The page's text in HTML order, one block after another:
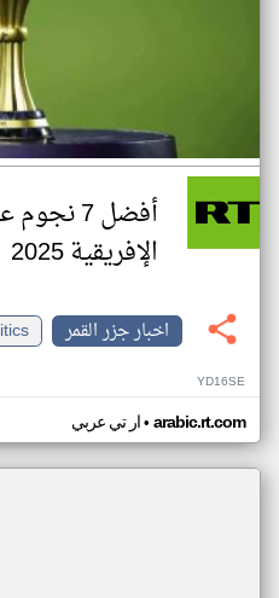
أفضل 7
الإفريقية 2025
اخبار جزر القمر
YD16SE
ار تي عربي• arabic.rt.com